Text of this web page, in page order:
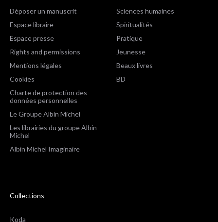
Déposer un manuscrit
Espace libraire
Espace presse
Rights and permissions
Mentions légales
Cookies
Charte de protection des
données personnelles
Le Groupe Albin Michel
Les librairies du groupe Albin
Michel
Albin Michel Imaginaire
Sciences humaines
Spiritualités
Pratique
Jeunesse
Beaux livres
BD
Collections
Koda